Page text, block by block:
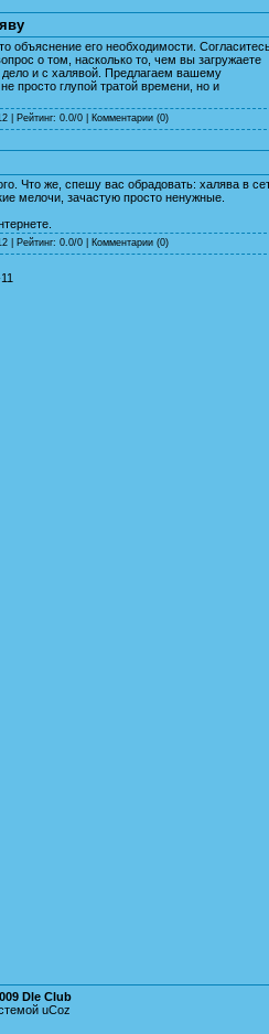
объяснение его необходимости.
о том, насколько то, чем вы загружаете
и с халявой. Предлагаем вашему
просто глупой тратой времени, но и
| Рейтинг: 0.0/0 | Комментарии (0)
Что же, спешу вас обрадовать: халява в
мелочи, зачастую просто ненужные.
| Рейтинг: 0.0/0 | Комментарии (0)
Dle Club
uCoz